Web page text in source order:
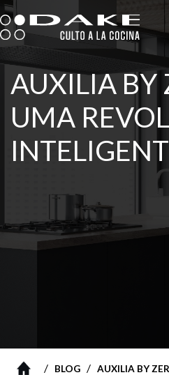
Skip
to
content
AUXILIA BY
UMA
/ BLOG/ AUXILIA BY